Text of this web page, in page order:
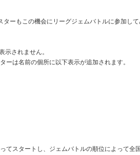
ーもこの機会にリーグジェムバトルに参加して
示されません。
は名前の個所に以下表示が追加されます。
てスタートし、ジェムバトルの順位によって